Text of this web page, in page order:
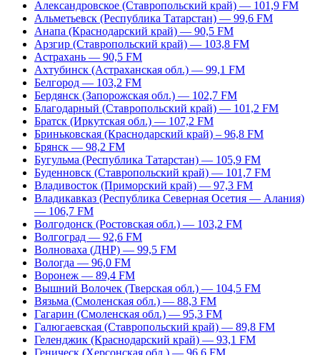
Александровское (Ставропольский край) — 101,9 FM
Альметьевск (Республика Татарстан) — 99,6 FM
Анапа (Краснодарский край) — 90,5 FM
Арзгир (Ставропольский край) — 103,8 FM
Астрахань — 90,5 FM
Ахтубинск (Астраханская обл.) — 99,1 FM
Белгород — 103,2 FM
Бердянск (Запорожская обл.) — 102,7 FM
Благодарный (Ставропольский край) — 101,2 FM
Братск (Иркутская обл.) — 107,2 FM
Бриньковская (Краснодарский край) – 96,8 FM
Брянск — 98,2 FM
Бугульма (Республика Татарстан) — 105,9 FM
Буденновск (Ставропольский край) — 101,7 FM
Владивосток (Приморский край) — 97,3 FM
Владикавказ (Республика Северная Осетия — Алания)
— 106,7 FM
Волгодонск (Ростовская обл.) — 103,2 FM
Волгоград — 92,6 FM
Волноваха (ДНР) — 99,5 FM
Вологда — 96,0 FM
Воронеж — 89,4 FM
Вышний Волочек (Тверская обл.) — 104,5 FM
Вязьма (Смоленская обл.) — 88,3 FM
Гагарин (Смоленская обл.) — 95,3 FM
Галюгаевская (Ставропольский край) — 89,8 FM
Геленджик (Краснодарский край) — 93,1 FM
Геническ (Херсонская обл.) — 96,6 FM